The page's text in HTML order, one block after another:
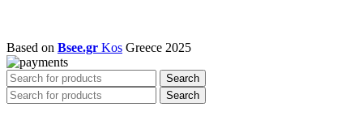
Based on Bsee.gr Kos Greece 2025
Search
Search